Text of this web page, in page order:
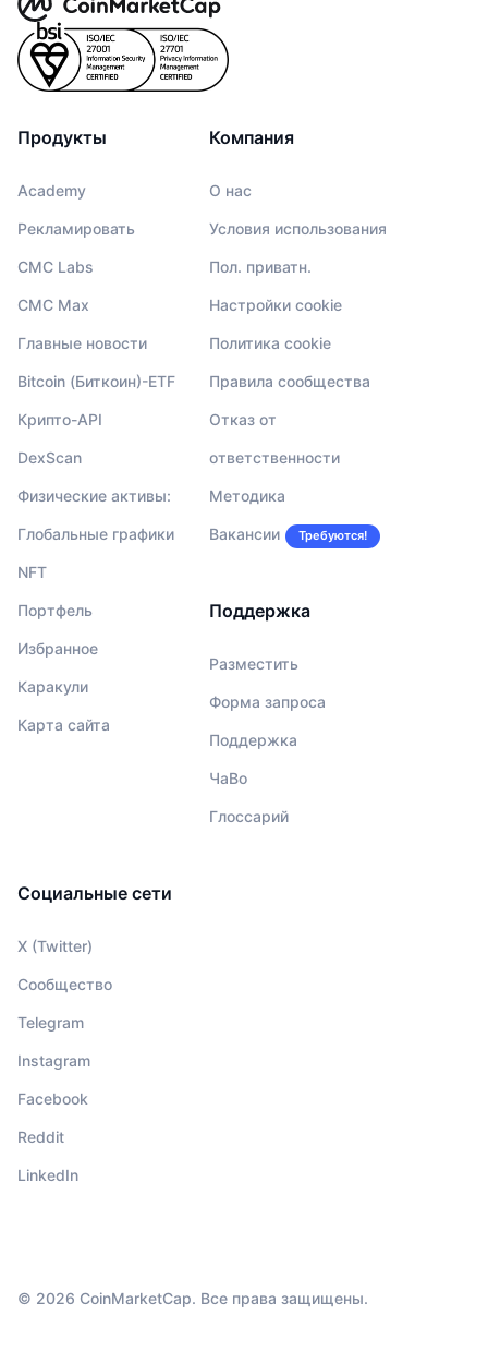
Продукты
Academy
Рекламировать
CMC Labs
CMC Max
Главные новости
Bitcoin (Биткоин)-ETF
Крипто-API
DexScan
Физические активы:
Глобальные графики
NFT
Портфель
Избранное
Каракули
Карта сайта
Компания
О нас
Условия использования
Пол. приватн.
Настройки cookie
Политика cookie
Правила сообщества
Отказ от
ответственности
Методика
Вакансии Требуются!
Поддержка
Разместить
Форма запроса
Поддержка
ЧаВо
Глоссарий
Социальные сети
X (Twitter)
Сообщество
Telegram
Instagram
Facebook
Reddit
LinkedIn
© 2026 CoinMarketCap. Все права защищены.